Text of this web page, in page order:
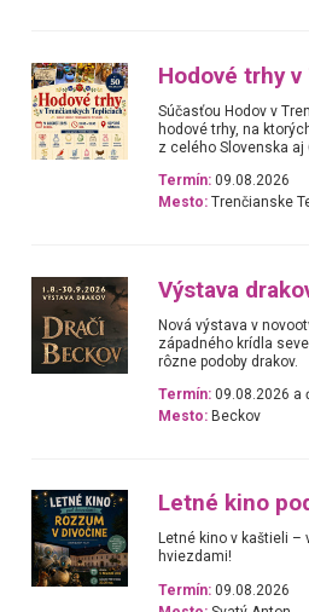
Hodové trhy
Súčasťou Hodov v
hodové trhy, na
z celého Slovenska aj
Termín: 09.08.2026
Mesto: Trenčianske
Výstava
Nová výstava v
západného krídla
rôzne podoby drakov.
Termín: 09.08.2026 a
Mesto: Beckov
Letné kino
Letné kino v kaštieli –
hviezdami!
Termín: 09.08.2026